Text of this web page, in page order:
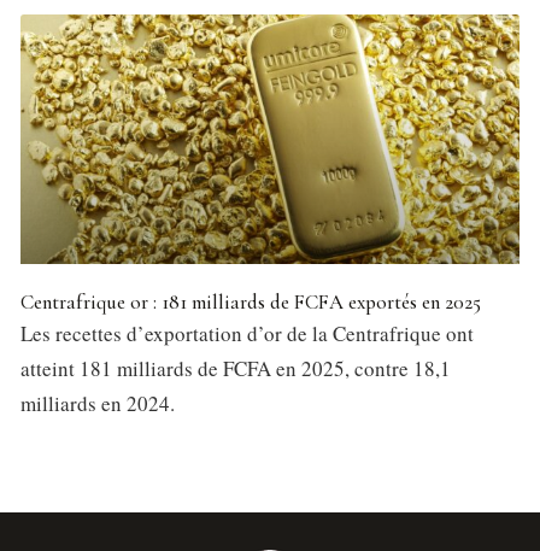
Centrafrique or : 181 milliards de FCFA exportés en 2025
Les recettes d’exportation d’or de la Centrafrique ont
atteint 181 milliards de FCFA en 2025, contre 18,1
milliards en 2024.